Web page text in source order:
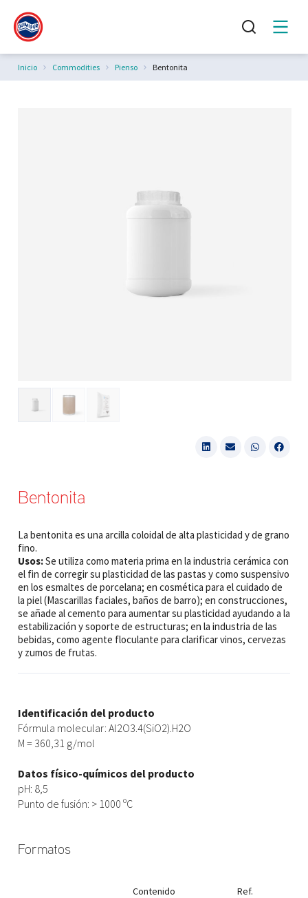
Estás aquí:
Inicio Commodities Pienso Bentonita
Bentonita
La bentonita es una arcilla coloidal de alta plasticidad y de grano
fino.
Usos:Se utiliza como materia prima en la industria cerámica con
el fin de corregir su plasticidad de las pastas y como suspensivo
en los esmaltes de porcelana; en cosmética para el cuidado de
la piel (Mascarillas faciales, baños de barro); en construcciones,
se añade al cemento para aumentar su plasticidad ayudando a la
estabilización y soporte de estructuras; en la industria de las
bebidas, como agente floculante para clarificar vinos, cervezas
y zumos de frutas.
Identificación del producto
Fórmula molecular: Al2O3.4(SiO2).H2O
M = 360,31 g/mol
Datos físico-químicos del producto
pH: 8,5
Punto de fusión: > 1000 ºC
Formatos
Contenido Ref.